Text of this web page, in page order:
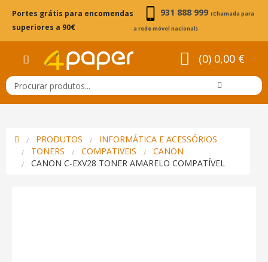
Portes grátis para encomendas
superiores a 90€
931 888 999 (Chamada para
a rede móvel nacional)
(0) 0,00 €
PRODUTOS
INFORMÁTICA E ACESSÓRIOS
TONERS
COMPATIVEIS
CANON
CANON C-EXV28 TONER AMARELO COMPATÍVEL